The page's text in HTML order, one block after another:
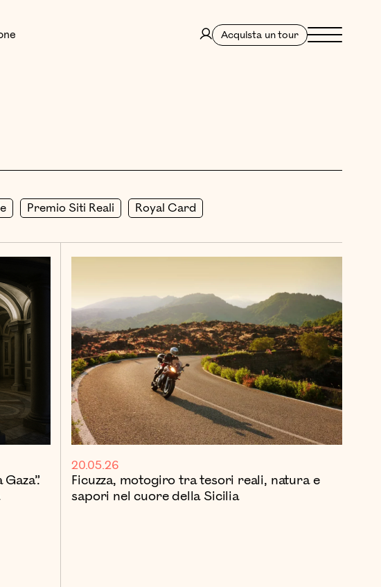
Acquista un tour Menu
Premio Siti Reali Royal Card
20.05.26
Ficuzza, motogiro tra tesori reali, natura e
sapori nel cuore della Sicilia